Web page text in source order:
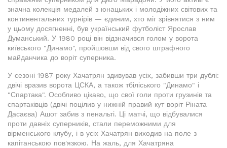
значна колекція медалей з юнацьких і молодіжних світових та
континентальних турнірів — єдиним, хто міг зрівнятися з ним
у цьому досягненні, був український футболіст Ярослав
Думанський. У 1980 році він відзначився голом у ворота
київського "Динамо", пройшовши від свого штрафного
майданчика до воріт суперника.
У сезоні 1987 року Хачатрян здивував усіх, забивши три дублі:
двічі вразив ворота ЦСКА, а також тбіліського "Динамо" і
"Спартака". Особливо цікаво, що свої голи проти грузинів та
спартаківців (двічі поцілив у нижній правий кут воріт Ріната
Дасаєва) Ашот забив з пенальті. Ці матчі, що відбувалися
проти давніх суперників, стали переможними для
вірменського клубу, і в усіх Хачатрян виходив на поле з
капітанською пов'язкою. На жаль, для Хачатряна